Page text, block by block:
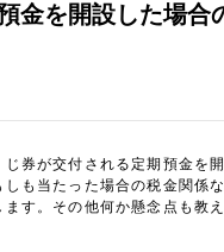
金を開設した場合
券が交付される定期預金を
しも当たった場合の税金関係
す。その他何か懸念点も教